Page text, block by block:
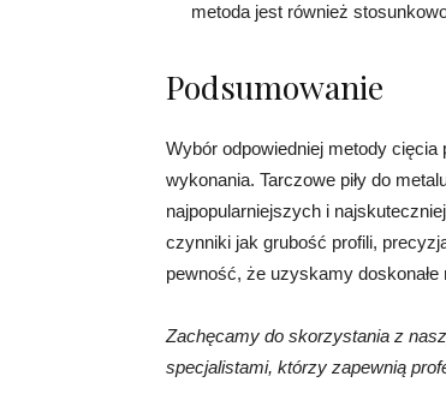
metoda jest również
Podsumowanie
Wybór odpowiedniej metody
wykonania. Tarczowe piły do
najpopularniejszych i
czynniki jak grubość profili,
pewność, że uzyskamy doskonałe
Zachęcamy do skorzystania z
specjalistami, którzy zapewnią